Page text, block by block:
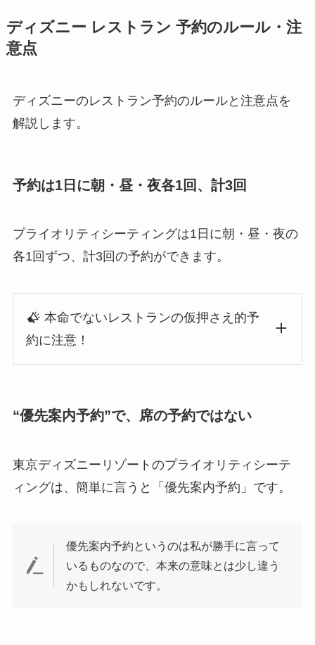
ディズニー レストラン 予約のルール・注
意点
ディズニーのレストラン予約のルールと注意点を
解説します。
予約は1日に朝・昼・夜各1回、計3回
プライオリティシーティングは1日に朝・昼・夜の
各1回ずつ、計3回の予約ができます。
本命でないレストランの仮押さえ的予
約に注意！
“優先案内予約”で、席の予約ではない
東京ディズニーリゾートのプライオリティシーテ
ィングは、簡単に言うと「優先案内予約」です。
優先案内予約というのは私が勝手に言って
いるものなので、本来の意味とは少し違う
かもしれないです。